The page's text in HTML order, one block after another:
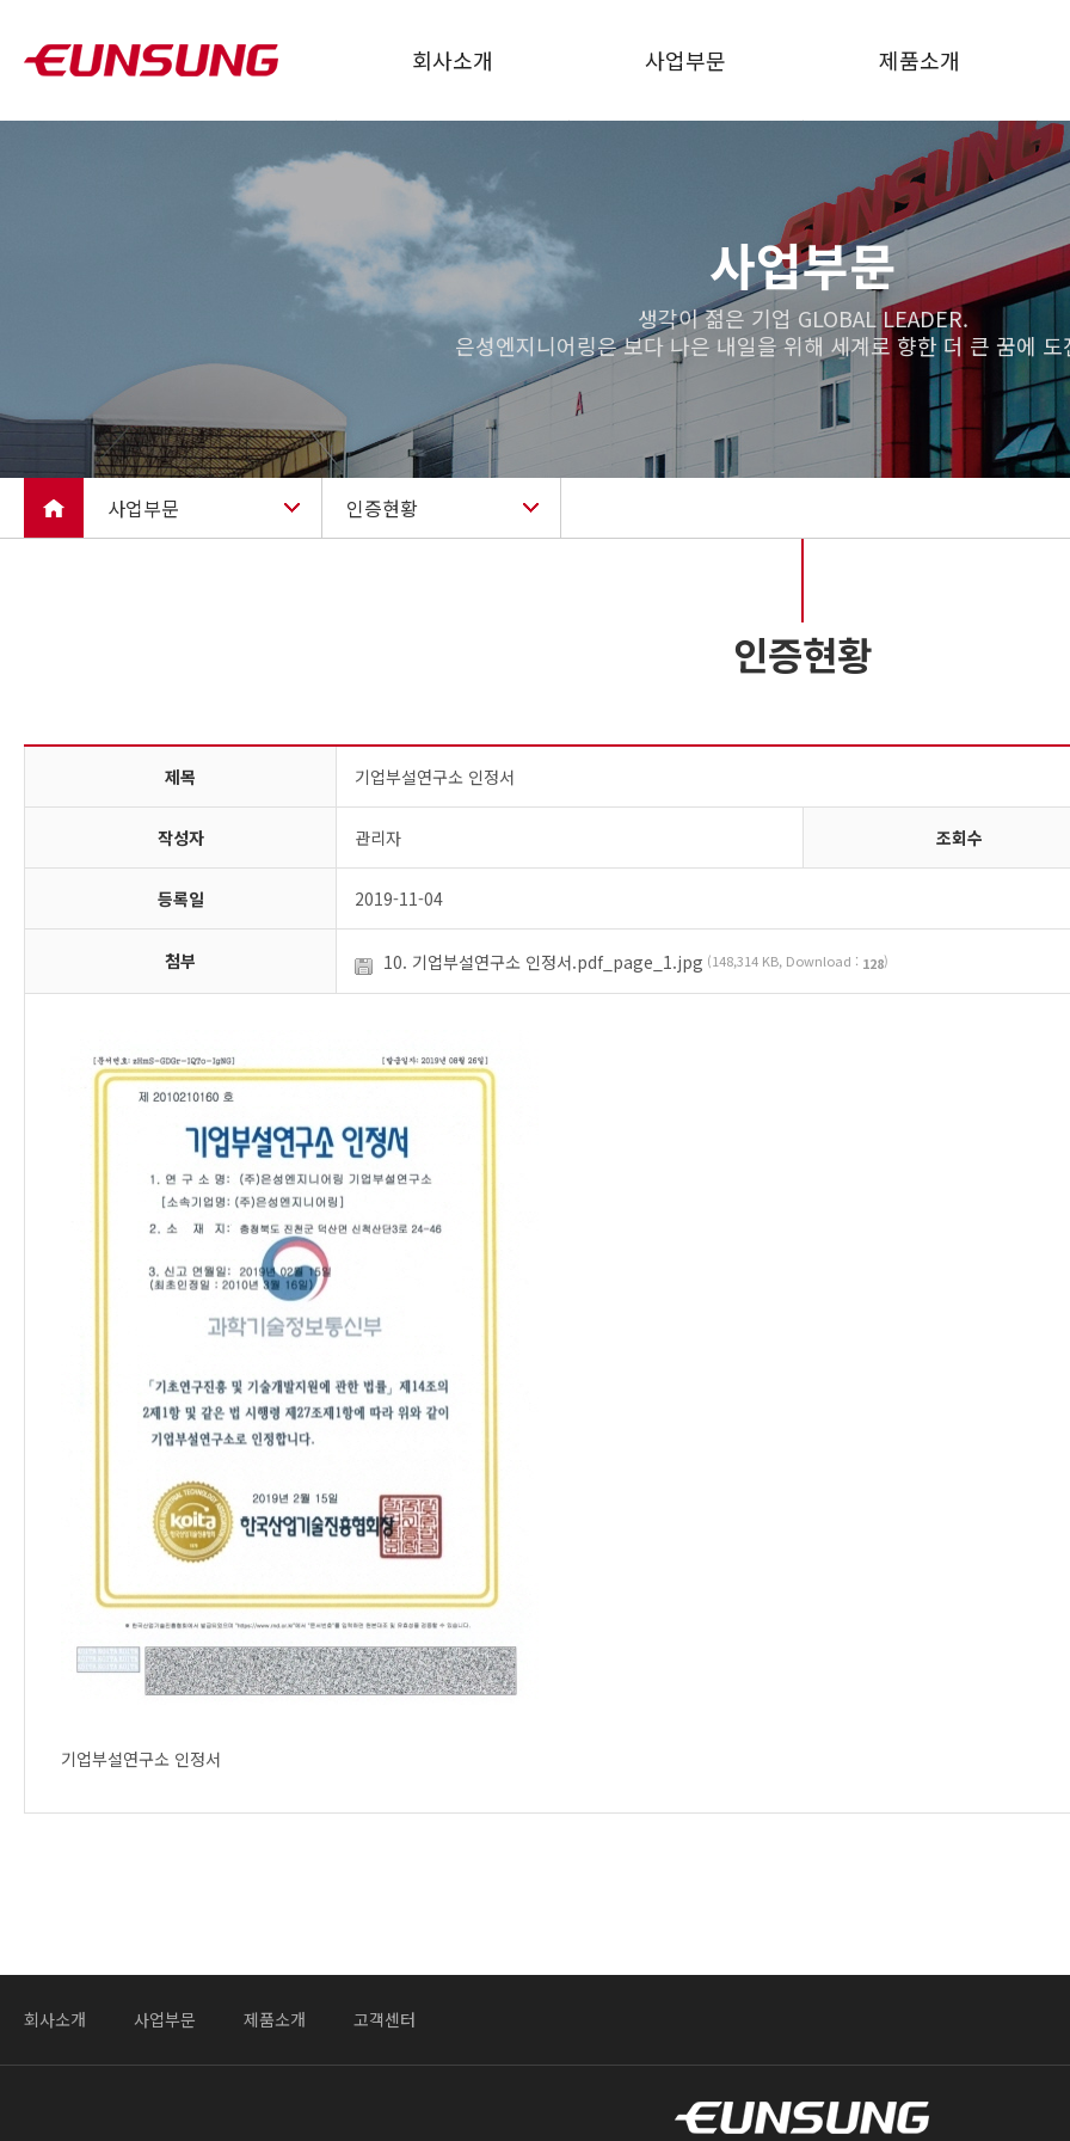
회사소개
회사개요
연혁
CI소개
조직
사업부문
실적현황
제품소개
내진형 수배전반
전동기 제어반
축소형 배전반
사업부문
생각이 젊은 기업 GLOBAL LEADER.
은성엔지니어링은 보다 나은 내일을 위해 세계로 향한 더 큰 꿈에
사업부문
고객센터
인증현황
인증현황
제목 기업부설연구소 인정서
작성자 관리자 조회수
등록일 2019-11-04
첨부 10. 기업부설연구소 인정서.pdf_page_1.jpg (148,314 KB, Download : 128)
기업부설연구소 인정서
회사소개 사업부문 제품소개 고객센터